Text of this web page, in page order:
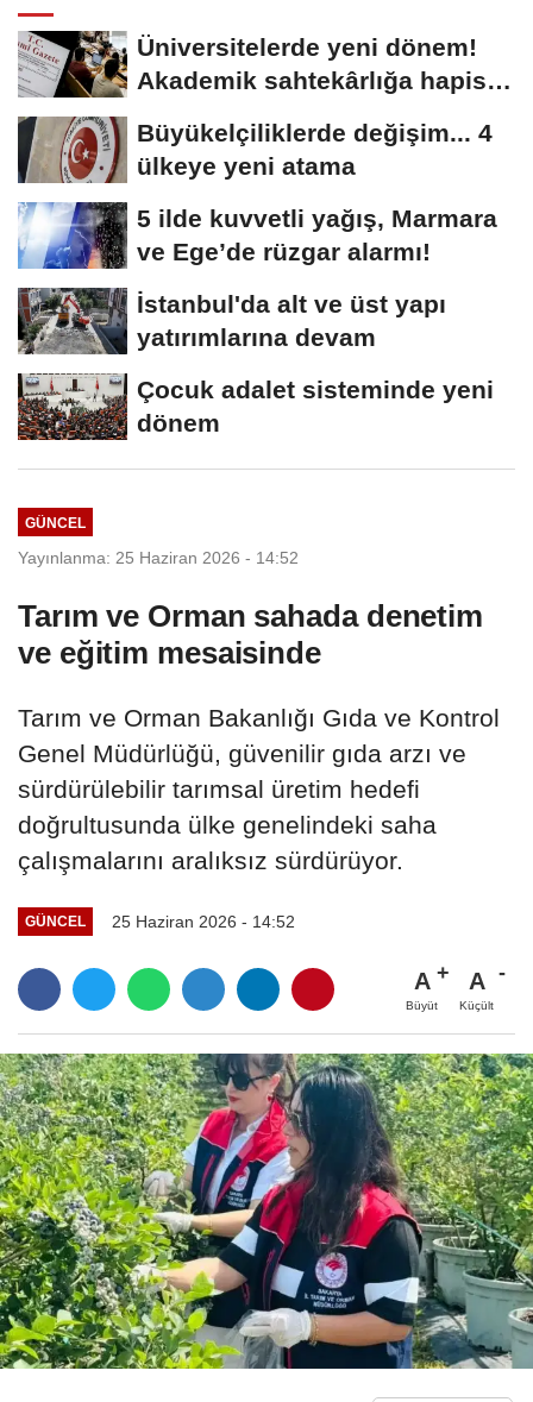
Üniversitelerde yeni dönem!
Akademik sahtekârlığa hapis,
Büyükelçiliklerde değişim... 4
ülkeye yeni atama
5 ilde kuvvetli yağış, Marmara
ve Ege’de rüzgar alarmı!
İstanbul'da alt ve üst yapı
yatırımlarına devam
Çocuk adalet sisteminde yeni
dönem
GÜNCEL
Yayınlanma: 25 Haziran 2026 - 14:52
Tarım ve Orman sahada denetim
ve eğitim mesaisinde
Tarım ve Orman Bakanlığı Gıda ve Kontrol
Genel Müdürlüğü, güvenilir gıda arzı ve
sürdürülebilir tarımsal üretim hedefi
doğrultusunda ülke genelindeki saha
çalışmalarını aralıksız sürdürüyor.
GÜNCEL 25 Haziran 2026 - 14:52
A
Büyüt
A
Küçült